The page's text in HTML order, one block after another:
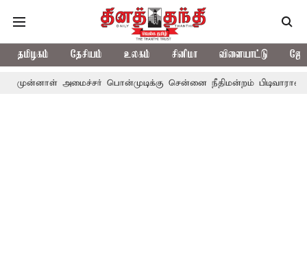
தமிழகம் தேசியம் உலகம் சினிமா விளையாட்டு
பொன்முடிக்கு சென்னை நீதிமன்றம் பிடிவாராண்ட்